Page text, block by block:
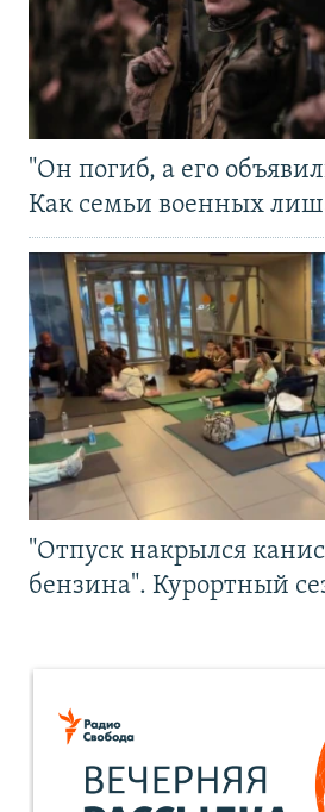
"Он погиб, а его
Как семьи военных
"Отпуск накрылся
бензина". Курортный